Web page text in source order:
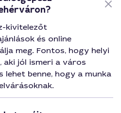
kivitelezőt
és online
meg. Fontos, hogy helyi
aki jól ismeri a város
benne, hogy a munka